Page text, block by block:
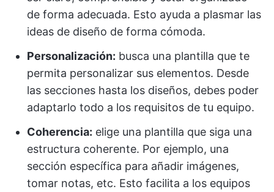
de forma adecuada. Esto ayuda a plasmar las
ideas de diseño de forma cómoda.
Personalización: busca una plantilla que te
permita personalizar sus elementos. Desde
las secciones hasta los diseños, debes poder
adaptarlo todo a los requisitos de tu equipo.
Coherencia: elige una plantilla que siga una
estructura coherente. Por ejemplo, una
sección específica para añadir imágenes,
tomar notas, etc. Esto facilita a los equipos